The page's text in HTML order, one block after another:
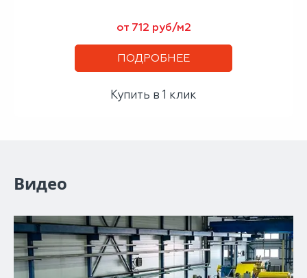
от 712 руб/м2
ПОДРОБНЕЕ
Купить в 1 клик
Видео